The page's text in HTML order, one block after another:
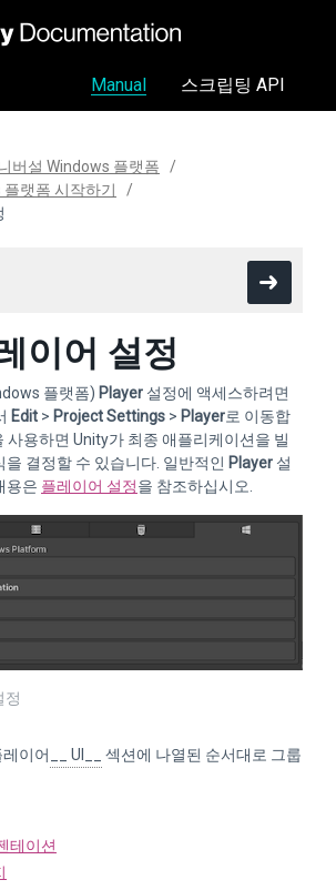
Manual 스크립팅 API
버설 Windows 플랫폼
랫폼 시작하기
이어 설정
플랫폼) Player 설정에 액세스하려면
Edit > Project Settings > Player로 이동합
사용하면 Unity가 최종 애플리케이션을 빌
을 결정할 수 있습니다. 일반적인 Player 설
용은 플레이어 설정을 참조하십시오.
정
이어 __ UI__
섹션에 나열된 순서대로 그룹
테이션